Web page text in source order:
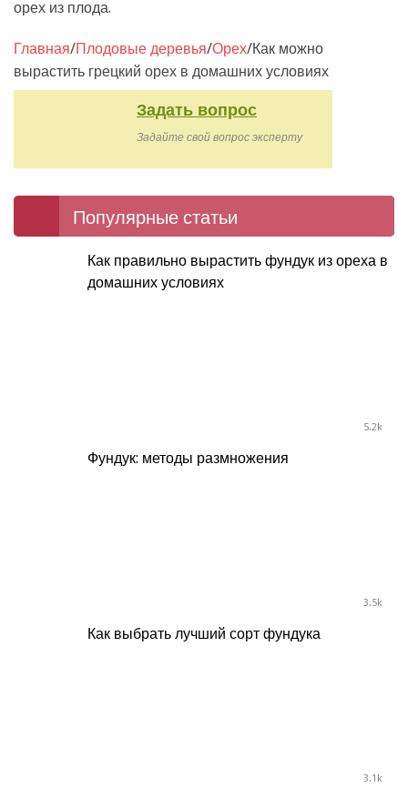
орех из плода.
Главная/Плодовые деревья/Орех/Как можно
вырастить грецкий орех в домашних условиях
Задать вопрос
Задайте свой вопрос эксперту
Популярные статьи
Как правильно вырастить фундук из ореха в
домашних условиях
5.2k
Фундук: методы размножения
3.5k
Как выбрать лучший сорт фундука
3.1k